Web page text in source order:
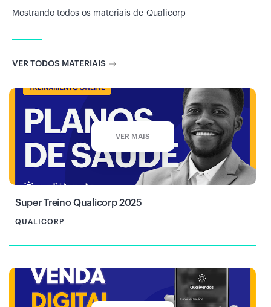
Mostrando todos os materiais de Qualicorp
VER TODOS MATERIAIS
VER MAIS
Super Treino Qualicorp 2025
QUALICORP